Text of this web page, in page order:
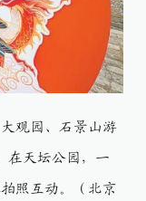
观园、石景山游
在天坛公园，一
照互动。（北京